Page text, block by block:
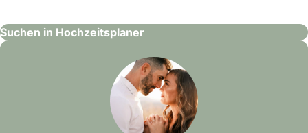
Suchen in Hochzeitsplaner